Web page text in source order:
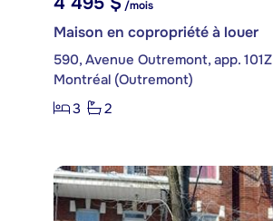
/mois
Maison en copropriété à louer
590, Avenue Outremont, app. 101Z
Montréal (Outremont)
3
2